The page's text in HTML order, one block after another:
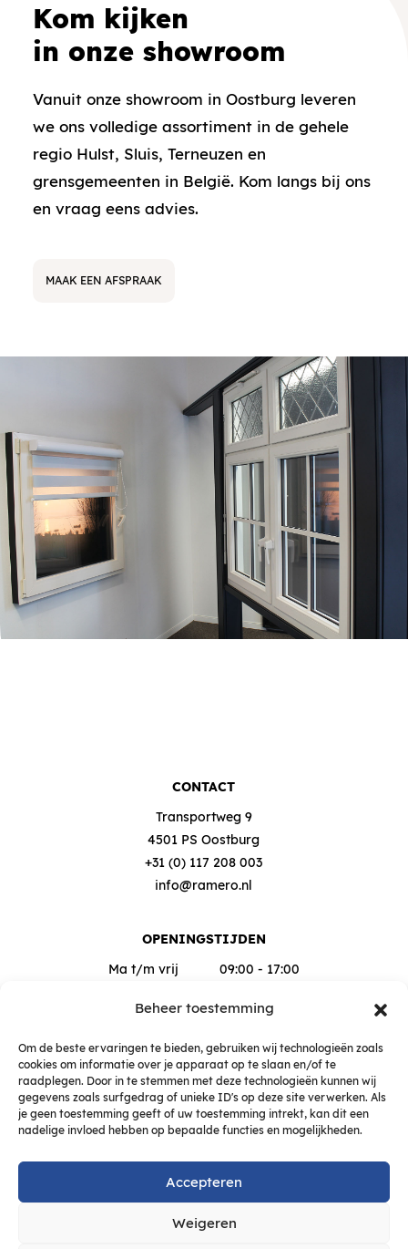
Beheer toestemming
Om de beste ervaringen te bieden, gebruiken wij technologieën zoals
cookies om informatie over je apparaat op te slaan en/of te
raadplegen. Door in te stemmen met deze technologieën kunnen wij
gegevens zoals surfgedrag of unieke ID's op deze site verwerken. Als
je geen toestemming geeft of uw toestemming intrekt, kan dit een
nadelige invloed hebben op bepaalde functies en mogelijkheden.
Accepteren
Weigeren
Kom kijken
in onze showroom
Vanuit onze showroom in Oostburg leveren
we ons volledige assortiment in de gehele
regio Hulst, Sluis, Terneuzen en
grensgemeenten in België. Kom langs bij ons
en vraag eens advies.
MAAK EEN AFSPRAAK
CONTACT
Transportweg 9
4501 PS Oostburg
+31 (0) 117 208 003
info@ramero.nl
OPENINGSTIJDEN
Ma t/m vrij
09:00 - 17:00
Buiten deze tijden op afspraak